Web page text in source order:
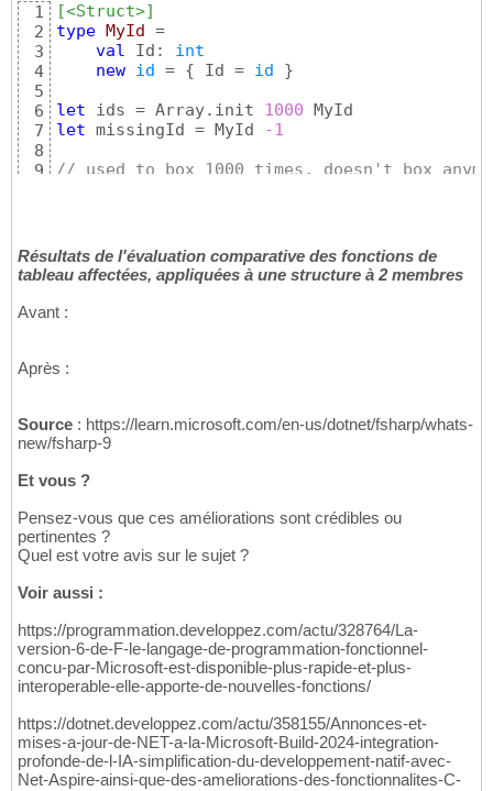
1
2
3
4
5
6
7
8
9
[<Struct>]
type MyId
=
val Id: int
new id = { Id = id
}
let ids = Array.init 1000
let missingId = MyId
-1
// used to box 1000 times, doesn't box
Résultats de l'évaluation comparative des fonctions de
tableau affectées, appliquées à une structure à 2 membres
Avant :
Après :
Source : https://learn.microsoft.com/en-us/dotnet/fsharp/whats-
new/fsharp-9
Et vous ?
Pensez-vous que ces améliorations sont crédibles ou
pertinentes ?
Quel est votre avis sur le sujet ?
Voir aussi :
https://programmation.developpez.com/actu/328764/La-
version-6-de-F-le-langage-de-programmation-fonctionnel-
concu-par-Microsoft-est-disponible-plus-rapide-et-plus-
interoperable-elle-apporte-de-nouvelles-fonctions/
https://dotnet.developpez.com/actu/358155/Annonces-et-
mises-a-jour-de-NET-a-la-Microsoft-Build-2024-integration-
profonde-de-l-IA-simplification-du-developpement-natif-avec-
Net-Aspire-ainsi-que-des-ameliorations-des-fonctionnalites-C-